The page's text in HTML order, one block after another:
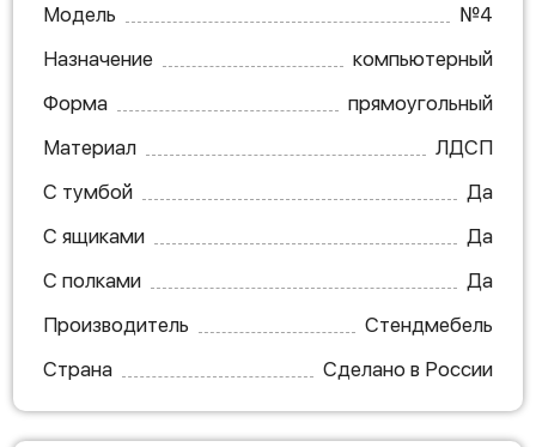
Модель
№4
Назначение
компьютерный
Форма
прямоугольный
Материал
ЛДСП
С тумбой
Да
С ящиками
Да
С полками
Да
Производитель
Стендмебель
Страна
Сделано в России